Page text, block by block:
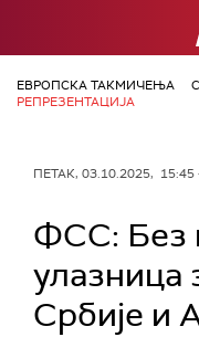
ЕВРОПСКА ТАКМИЧЕЊА
РЕПРЕЗЕНТАЦИЈА
ПЕТАК, 03.10.2025, 15:45
ФСС: Без
улазница
Србије и